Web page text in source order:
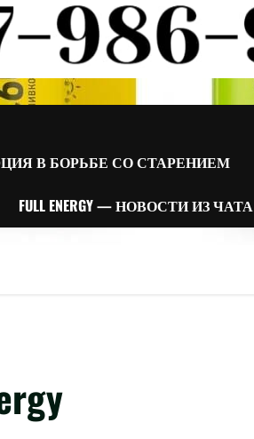
В БОРЬБЕ СО СТАРЕНИЕМ
FULL ENERGY — НОВОСТИ ИЗ ЧАТА